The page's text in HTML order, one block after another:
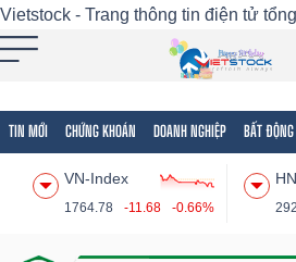
Vietstock - Trang thông tin điện tử
TIN MỚI CHỨNG KHOÁN DOANH NGHIỆP BẤT
VN-Index
1764.78 -11.68 -0.66%
Tất cả Tính năng Ngành
Tính
(-)